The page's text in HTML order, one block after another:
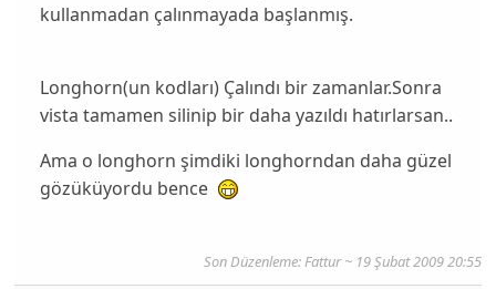
kullanmadan çalınmayada başlanmış.
Longhorn(un kodları) Çalındı bir zamanlar.Sonra
vista tamamen silinip bir daha yazıldı hatırlarsan..
Ama o longhorn şimdiki longhorndan daha güzel
gözüküyordu bence
Son Düzenleme: Fattur ~ 19 Şubat 2009 20:55